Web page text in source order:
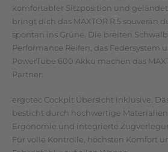
komfortabler Sitzposition und
bringt dich das MAXTOR R.5 souverän
spontan ins Grüne. Die breiten
Performance Reifen, das Federsystem
PowerTube 600 Akku machen das
Partner.
ergotec Cockpit Übersicht inklusive.
besticht durch hochwertige
Ergonomie und integrierte
Für volle Kontrolle, höchsten Komfort